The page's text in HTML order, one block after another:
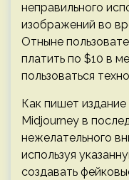
неправильного
изображений во
Отныне
платить по $10 в
пользоваться
Как пишет
Midjourney в
нежелательного
используя
создавать